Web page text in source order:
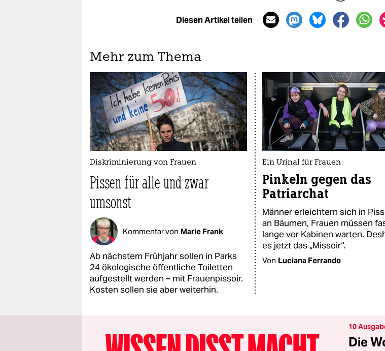
Diesen Artikel teilen
Mehr zum Thema
Diskriminierung von Frauen
Pissen für alle und zwar
umsonst
Kommentar von Marie Frank
Ab nächstem Frühjahr sollen in Parks
24 ökologische öffentliche Toiletten
aufgestellt werden – mit Frauenpissoir.
Kosten sollen sie aber weiterhin.
Ein Urinal für Frauen
Pinkeln gegen das
Patriarchat
Männer erleichtern sich in
an Bäumen, Frauen müssen
lange vor Kabinen warten.
es jetzt das „Missoir“.
Von Luciana Ferrando
10
Die